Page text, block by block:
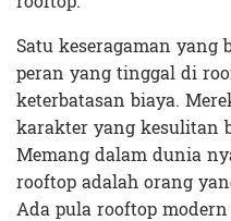
Satu keseragaman
peran yang tinggal di
keterbatasan biaya.
karakter yang kesulitan
Memang dalam dunia
rooftop adalah orang
Ada pula rooftop